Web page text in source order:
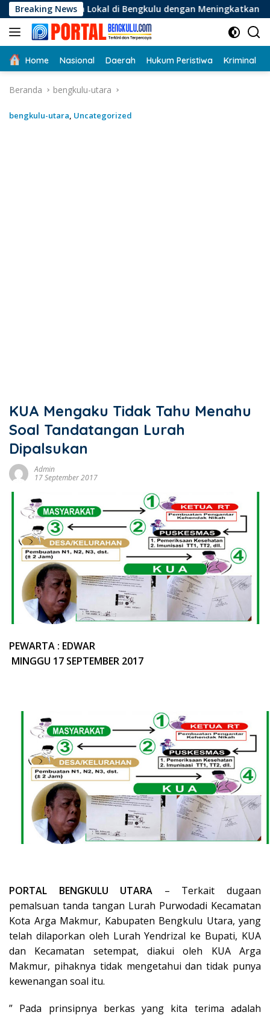
Langsung
ke
konten
Breaking News
di Bengkulu dengan Meningkatkan Ruang Publik dan
Home Nasional Daerah Hukum Peristiwa Kriminal
Beranda bengkulu-utara
bengkulu-utara, Uncategorized
KUA Mengaku Tidak Tahu Menahu
Soal Tandatangan Lurah
Dipalsukan
Admin
17 September 2017
PEWARTA : EDWAR
MINGGU 17 SEPTEMBER 2017
PORTAL BENGKULU UTARA – Terkait dugaan
pemalsuan tanda tangan Lurah Purwodadi Kecamatan
Kota Arga Makmur, Kabupaten Bengkulu Utara, yang
telah dilaporkan oleh Lurah Yendrizal ke Bupati, KUA
dan Kecamatan setempat, diakui oleh KUA Arga
Makmur, pihaknya tidak mengetahui dan tidak punya
kewenangan soal itu.
” Pada prinsipnya berkas yang kita terima adalah